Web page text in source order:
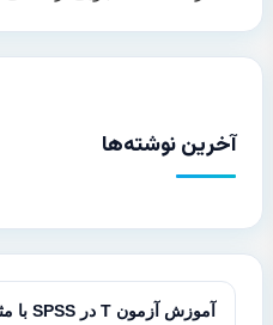
آخرین نوشته‌ها
آموزش آزمون T در SPSS با مثال عملی